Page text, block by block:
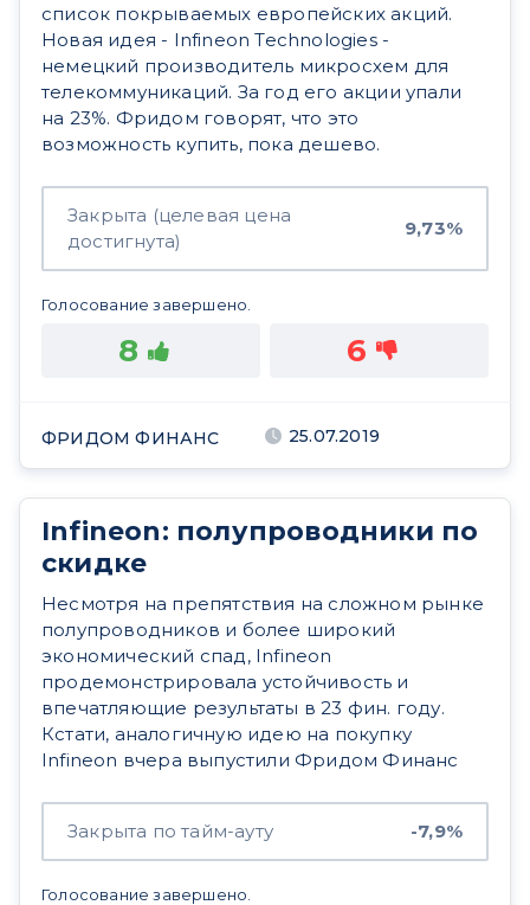
список покрываемых европейских акций.
Новая идея - Infineon Technologies -
немецкий производитель микросхем для
телекоммуникаций. За год его акции упали
на 23%. Фридом говорят, что это
возможность купить, пока дешево.
Закрыта (целевая цена
достигнута)
9,73%
Голосование завершено.
8 6
ФРИДОМ ФИНАНС 25.07.2019
Infineon: полупроводники по
скидке
Несмотря на препятствия на сложном рынке
полупроводников и более широкий
экономический спад, Infineon
продемонстрировала устойчивость и
впечатляющие результаты в 23 фин. году.
Кстати, аналогичную идею на покупку
Infineon вчера выпустили Фридом Финанс
Закрыта по тайм-ауту -7,9%
Голосование завершено.